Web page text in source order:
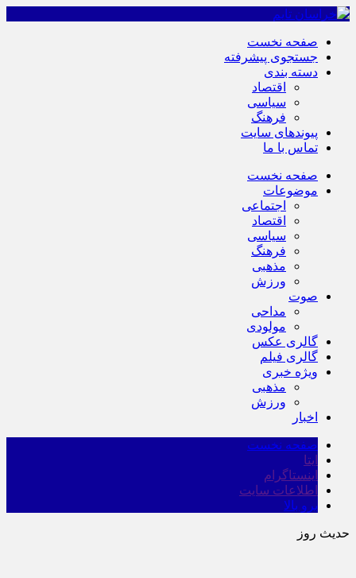
صفحه نخست
جستجوی پیشرفته
دسته بندی
اقتصاد
سیاسی
فرهنگ
پیوندهای سایت
تماس با ما
صفحه نخست
موضوعات
اجتماعی
اقتصاد
سیاسی
فرهنگ
مذهبی
ورزش
صوت
مداحی
مولودی
گالری عکس
گالری فیلم
ویژه خبری
مذهبی
ورزش
اخبار
صفحه نخست
ایتا
اینستاگرام
اطلاعات سایت
برو بالا
حدیث روز